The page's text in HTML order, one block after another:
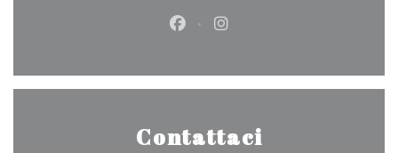
Facebook ((apre una nuova
Instagram ((apre una
Contattaci